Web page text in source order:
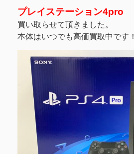
プレイステーション4pro
買い取らせて頂きました。
本体はいつでも高価買取中です！